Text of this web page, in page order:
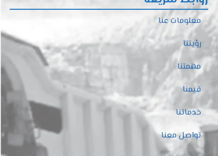
معلومات عنا
رؤيتنا
مهمتنا
قيمنا
خدماتنا
تواصل معنا